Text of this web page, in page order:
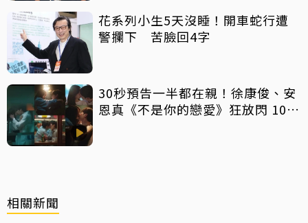
花系列小生5天沒睡！開車蛇行遭
警攔下 苦臉回4字
30秒預告一半都在親！徐康俊、安
恩真《不是你的戀愛》狂放閃 10年
相關新聞